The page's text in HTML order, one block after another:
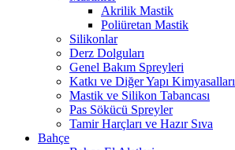
Akrilik Mastik
Poliüretan Mastik
Silikonlar
Derz Dolguları
Genel Bakım Spreyleri
Katkı ve Diğer Yapı Kimyasalları
Mastik ve Silikon Tabancası
Pas Sökücü Spreyler
Tamir Harçları ve Hazır Sıva
Bahçe